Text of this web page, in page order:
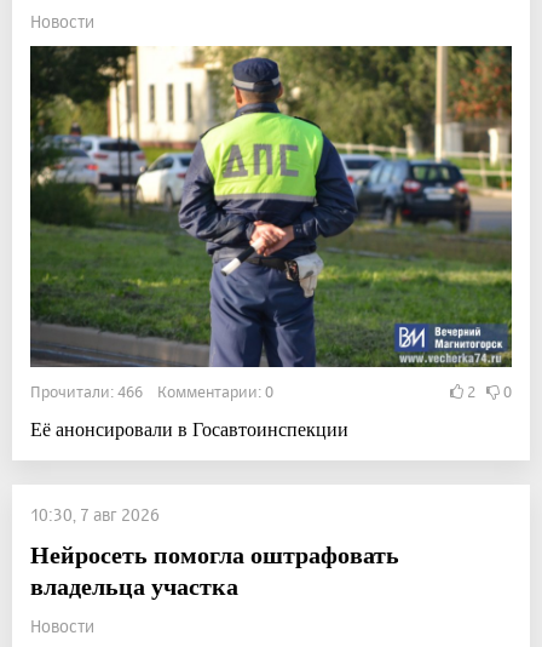
Новости
Прочитали: 466 Комментарии: 0 2 0
Её анонсировали в Госавтоинспекции
10:30, 7 авг 2026
Нейросеть помогла оштрафовать
владельца участка
Новости